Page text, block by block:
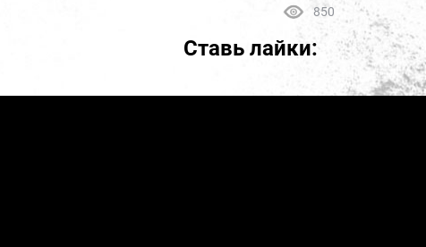
850
Ставь лайки: